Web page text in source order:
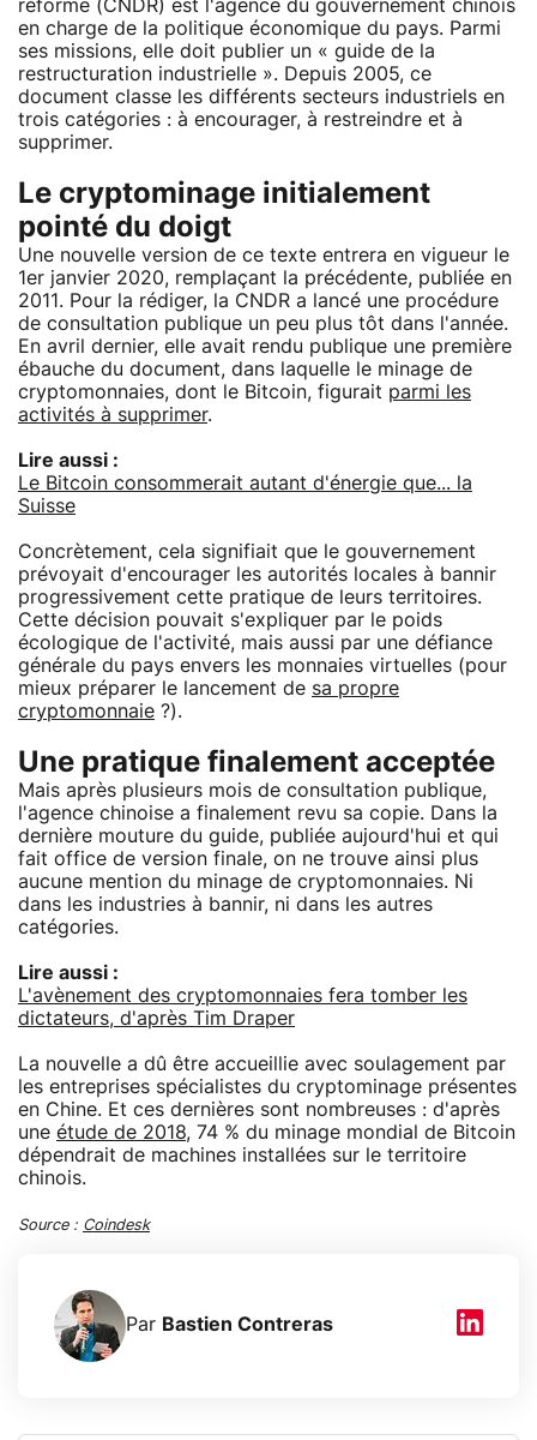
réforme (CNDR) est l'agence du gouvernement chinois
en charge de la politique économique du pays. Parmi
ses missions, elle doit publier un « guide de la
restructuration industrielle ». Depuis 2005, ce
document classe les différents secteurs industriels en
trois catégories : à encourager, à restreindre et à
supprimer.
Le cryptominage initialement
pointé du doigt
Une nouvelle version de ce texte entrera en vigueur le
1er janvier 2020, remplaçant la précédente, publiée en
2011. Pour la rédiger, la CNDR a lancé une procédure
de consultation publique un peu plus tôt dans l'année.
En avril dernier, elle avait rendu publique une première
ébauche du document, dans laquelle le minage de
cryptomonnaies, dont le Bitcoin, figurait parmi les
activités à supprimer.
Lire aussi :
Le Bitcoin consommerait autant d'énergie que... la
Suisse
Concrètement, cela signifiait que le gouvernement
prévoyait d'encourager les autorités locales à bannir
progressivement cette pratique de leurs territoires.
Cette décision pouvait s'expliquer par le poids
écologique de l'activité, mais aussi par une défiance
générale du pays envers les monnaies virtuelles (pour
mieux préparer le lancement de sa propre
cryptomonnaie ?).
Une pratique finalement acceptée
Mais après plusieurs mois de consultation publique,
l'agence chinoise a finalement revu sa copie. Dans la
dernière mouture du guide, publiée aujourd'hui et qui
fait office de version finale, on ne trouve ainsi plus
aucune mention du minage de cryptomonnaies. Ni
dans les industries à bannir, ni dans les autres
catégories.
Lire aussi :
L'avènement des cryptomonnaies fera tomber les
dictateurs, d'après Tim Draper
La nouvelle a dû être accueillie avec soulagement par
les entreprises spécialistes du cryptominage présentes
en Chine. Et ces dernières sont nombreuses : d'après
une étude de 2018, 74 % du minage mondial de Bitcoin
dépendrait de machines installées sur le territoire
chinois.
Source : Coindesk
Par Bastien Contreras